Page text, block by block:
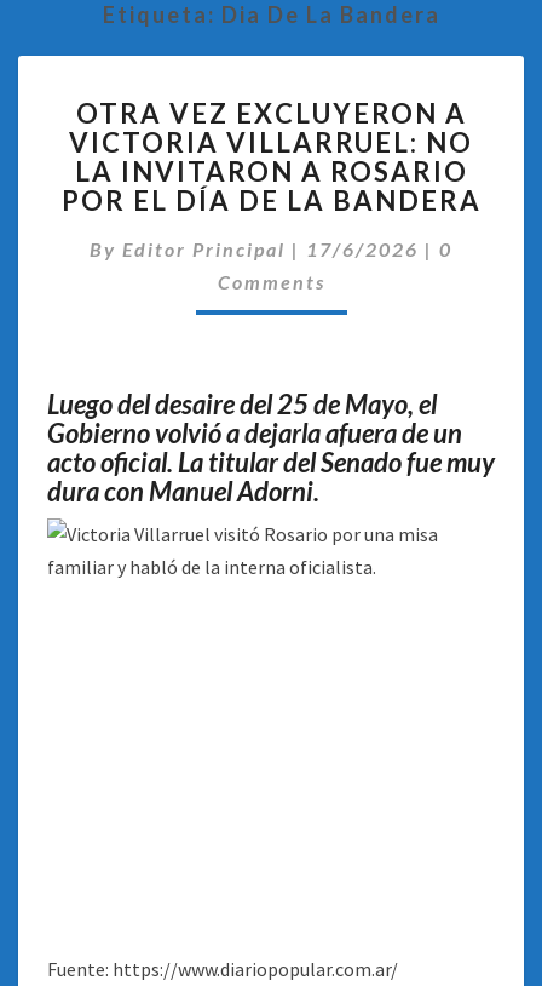
Etiqueta: Dia De La Bandera
VEZ
EXCLUYERON
A
VICTORIA
NO
LA
EL
DÍA
DE
LA
OTRA VEZ EXCLUYERON A
VICTORIA VILLARRUEL: NO
LA INVITARON A ROSARIO
POR EL DÍA DE LA BANDERA
By Editor Principal | 17/6/2026 | 0
Comments
Luego del desaire del 25 de Mayo, el
Gobierno volvió a dejarla afuera de un
acto oficial. La titular del Senado fue muy
dura con Manuel Adorni.
Fuente: https://www.diariopopular.com.ar/